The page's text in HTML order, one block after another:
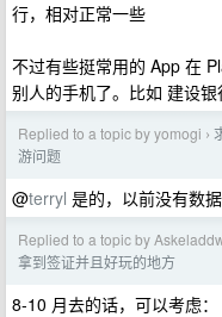
行，相对正常一些
不过有些挺常用的 App 在
别人的手机了。比如 建设
Replied to a topic by yomogi ›
游问题
@terryl 是的，以前没有数
Replied to a topic by
拿到签证并且好玩的地方
8-10 月去的话，可以考虑：